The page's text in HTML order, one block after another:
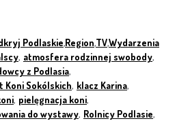
Podlaskie,Region,TV,Wydarzenia
, atmosfera rodzinnej swobody,
z Podlasia,
Koni Sokólskich, klacz Karina,
, pielęgnacja koni,
do wystawy, Rolnicy Podlasie,